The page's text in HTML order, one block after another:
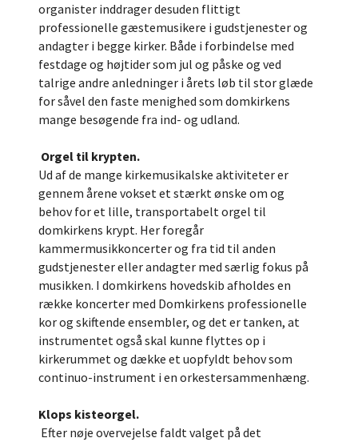
organister inddrager desuden flittigt
professionelle gæstemusikere i gudstjenester og
andagter i begge kirker. Både i forbindelse med
festdage og højtider som jul og påske og ved
talrige andre anledninger i årets løb til stor glæde
for såvel den faste menighed som domkirkens
mange besøgende fra ind- og udland.
Orgel til krypten.
Ud af de mange kirkemusikalske aktiviteter er
gennem årene vokset et stærkt ønske om og
behov for et lille, transportabelt orgel til
domkirkens krypt. Her foregår
kammermusikkoncerter og fra tid til anden
gudstjenester eller andagter med særlig fokus på
musikken. I domkirkens hovedskib afholdes en
række koncerter med Domkirkens professionelle
kor og skiftende ensembler, og det er tanken, at
instrumentet også skal kunne flyttes op i
kirkerummet og dække et uopfyldt behov som
continuo-instrument i en orkestersammenhæng.
Klops kisteorgel.
Efter nøje overvejelse faldt valget på det